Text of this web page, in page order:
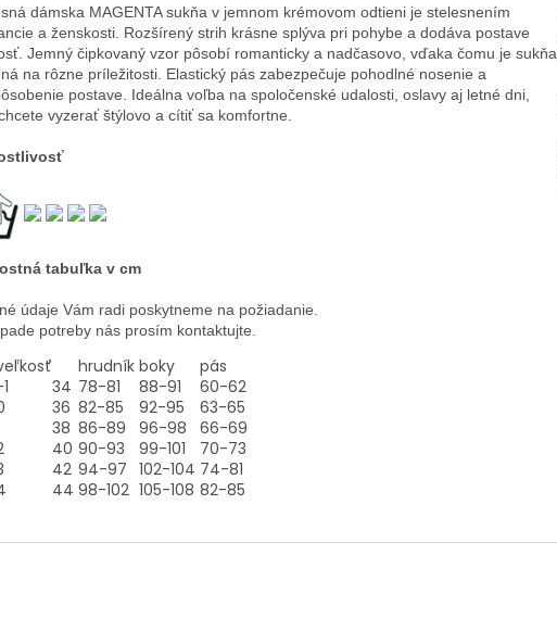
dámska MAGENTA sukňa v jemnom krémovom odtieni je stelesnením
a ženskosti. Rozšírený strih krásne splýva pri pohybe a dodáva postave
Jemný čipkovaný vzor pôsobí romanticky a nadčasovo, vďaka čomu je sukňa
na rôzne príležitosti. Elastický pás zabezpečuje pohodlné nosenie a
postave. Ideálna voľba na spoločenské udalosti, oslavy aj letné dni,
vyzerať štýlovo a cítiť sa komfortne.
tabuľka v cm
údaje Vám radi poskytneme na požiadanie.
potreby nás prosím kontaktujte.
hrudník boky
pás
34 78-81 88-91
60-62
36 82-85 92-95
63-65
38 86-89 96-98
66-69
40 90-93 99-101
70-73
42 94-97 102-104 74-81
44 98-102 105-108 82-85